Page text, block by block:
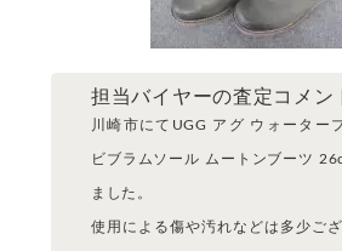
担当バイヤーの査定コメン
川崎市にてUGG アグ ウォーター
ビブラムソール ムートンブーツ
ました。
使用による傷や汚れなどは多少ご